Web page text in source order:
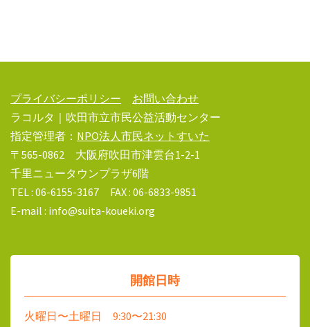
プライバシーポリシー
お問い合わせ
ラコルタ｜吹田市立市民公益活動センター
指定管理者： NPO法人市民ネットすいた
〒565-0862 大阪府吹田市津雲台1-2-1
千里ニュータウンプラザ6階
TEL : 06-6155-3167 FAX : 06-6833-9851
E-mail : info@suita-koueki.org
開館日時
火曜日〜土曜日 9:30〜21:30